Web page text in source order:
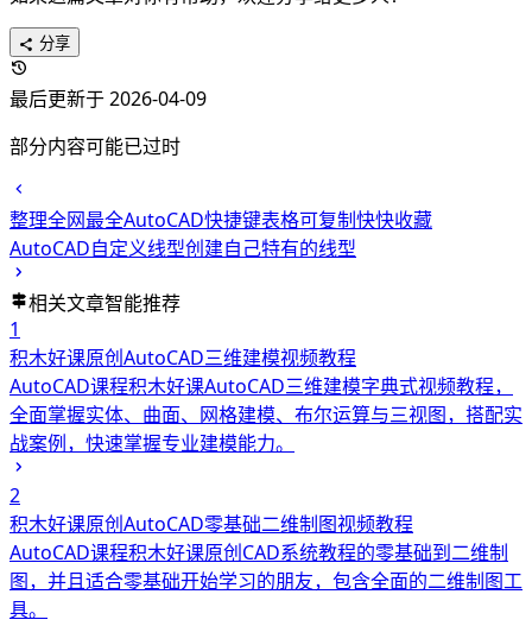
分享
最后更新于 2026-04-09
部分内容可能已过时
整理全网最全AutoCAD快捷键表格可复制快快收藏
AutoCAD自定义线型创建自己特有的线型
相关文章智能推荐
1
积木好课原创AutoCAD三维建模视频教程
AutoCAD课程积木好课AutoCAD三维建模字典式视频教程，
全面掌握实体、曲面、网格建模、布尔运算与三视图，搭配实
战案例，快速掌握专业建模能力。
2
积木好课原创AutoCAD零基础二维制图视频教程
AutoCAD课程积木好课原创CAD系统教程的零基础到二维制
图，并且适合零基础开始学习的朋友，包含全面的二维制图工
具。